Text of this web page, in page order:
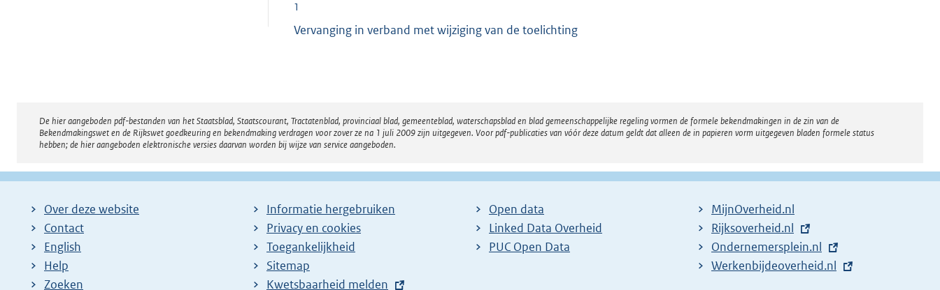
1
Vervanging in verband met wijziging van de toelichting
Disclaimer
De hier aangeboden pdf-bestanden van het Staatsblad, Staatscourant, Tractatenblad, provinciaal blad, gemeenteblad, waterschapsblad en blad gemeenschappelijke regeling vormen de formele bekendmakingen in de zin van de
Bekendmakingswet en de Rijkswet goedkeuring en bekendmaking verdragen voor zover ze na 1 juli 2009 zijn uitgegeven. Voor pdf-publicaties van vóór deze datum geldt dat alleen de in papieren vorm uitgegeven bladen formele status
hebben; de hier aangeboden elektronische versies daarvan worden bij wijze van service aangeboden.
Over deze website
Contact
English
Help
Zoeken
Informatie hergebruiken
Privacy en cookies
Toegankelijkheid
Sitemap
E
Kwetsbaarheid melden
Open data
Linked Data Overheid
PUC Open Data
MijnOverheid.nl
E
x
t
Rijksoverheid.nl
E
x
Ondernemersplein.nl
E
Werkenbijdeoverheid.nl